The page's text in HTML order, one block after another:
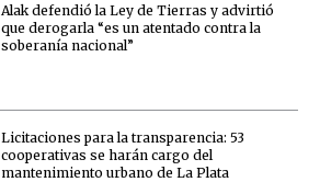
Alak defendió la Ley de Tierras y advirtió
que derogarla “es un atentado contra la
soberanía nacional”
Licitaciones para la transparencia: 53
cooperativas se harán cargo del
mantenimiento urbano de La Plata